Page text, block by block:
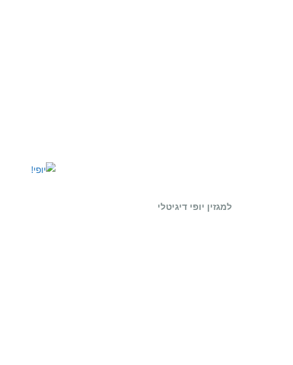
למגזין יופי דיגיטלי